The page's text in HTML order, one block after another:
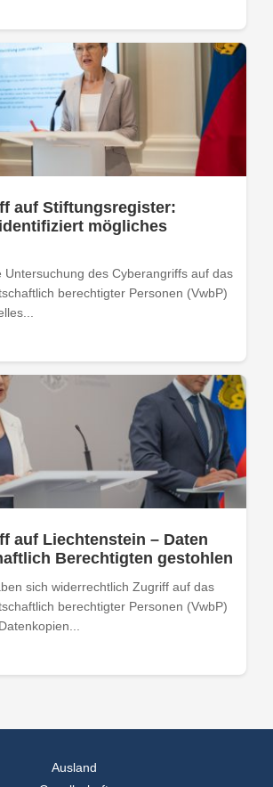
auf Stiftungsregister:
mögliches
Untersuchung des Cyberangriffs auf das
berechtigter Personen (VwbP)
auf Liechtenstein – Daten
Berechtigten gestohlen
sich widerrechtlich Zugriff auf das
berechtigter Personen (VwbP)
Ausland